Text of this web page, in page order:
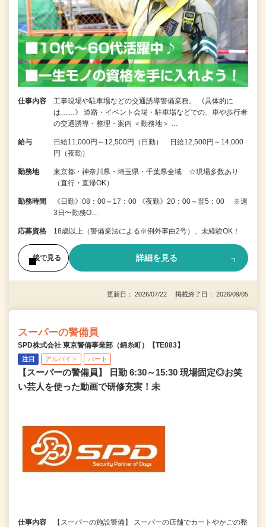
仕事内容
工事現場や駐車場などの交通誘導警備業務。 《具体的に
は……》 道路・イベント会場・駐車場などでの、車や歩行者
の交通誘導・整理・案内 ＜勤務地＞ …
給与
日給11,000円～12,500円（日勤） 日給12,500円～14,000
円（夜勤）
勤務地
東京都・神奈川県・埼玉県・千葉県全域 ☆現場多数あり
（直行・直帰OK）
勤務時間
《日勤》08：00～17：00 《夜勤》20：00～翌5：00 ※週
3日〜勤務O…
応募資格 18歳以上（警備業法による※例外事由2号）、未経験OK！
後で見る 詳細を見る
更新日： 2026/07/22 掲載終了日： 2026/09/05
スーパーの警備員
SPD株式会社 東京警備事業部（錦糸町）【TE083】
注目 アルバイト パート
【スーパーの警備員】 日勤 6:30～15:30 現場固定◎お笑
い芸人を使った動画で研修充実！未
仕事内容 【スーパーの施設警備】 スーパーの店舗でカートやかごの整